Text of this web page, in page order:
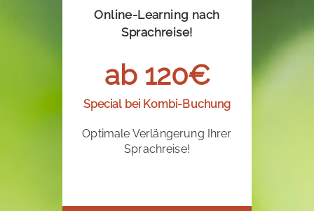
Online-Learning nach
Sprachreise!
ab 120€
Special bei Kombi-Buchung
Optimale Verlängerung Ihrer
Sprachreise!